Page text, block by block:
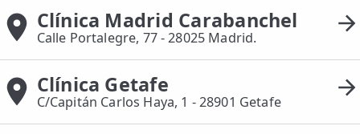
Clínica Madrid Carabanchel
Calle Portalegre, 77 - 28025 Madrid.
Clínica Getafe
C/Capitán Carlos Haya, 1 - 28901 Getafe